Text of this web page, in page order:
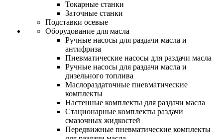
Токарные станки
Заточные станки
Подставки осевые
Оборудование для масла
Ручные насосы для раздачи масла и
антифриза
Пневматические насосы для раздачи масла
Ручные насосы для раздачи масла и
дизельного топлива
Маслораздаточные пневматические
комплекты
Настенные комплекты для раздачи масла
Стационарные комплекты раздачи
смазочных жидкостей
Передвижные пневматические комплекты